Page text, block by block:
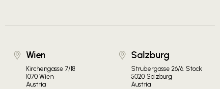
Wien
Kirchengasse 7/18
1070 Wien
Austria
Salzburg
Strubergasse 26/6. Stock
5020 Salzburg
Austria